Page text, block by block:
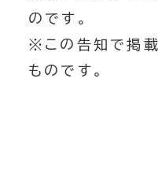
のです。
※この告知で掲
ものです。